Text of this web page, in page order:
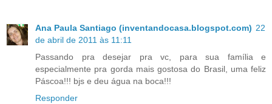
Ana Paula Santiago (inventandocasa.blogspot.com) 22
de abril de 2011 às 11:11
Passando pra desejar pra vc, para sua família e
especialmente pra gorda mais gostosa do Brasil, uma feliz
Páscoa!!! bjs e deu água na boca!!!
Responder